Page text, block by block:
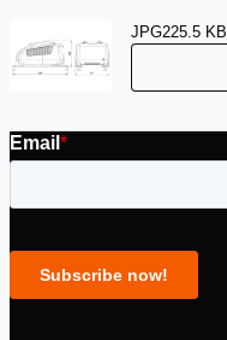
JPG225.5 KB